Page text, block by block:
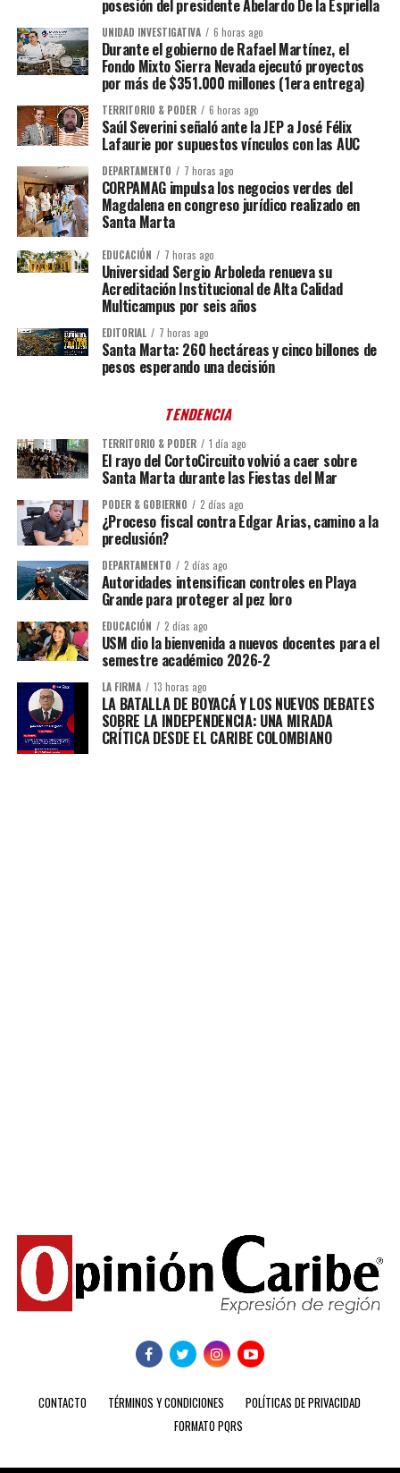
posesión del presidente Abelardo De la Espriella
UNIDAD INVESTIGATIVA 6 horas ago
Durante el gobierno de Rafael Martínez, el
Fondo Mixto Sierra Nevada ejecutó proyectos
por más de $351.000 millones (1era entrega)
TERRITORIO & PODER 6 horas ago
Saúl Severini señaló ante la JEP a José Félix
Lafaurie por supuestos vínculos con las AUC
DEPARTAMENTO 7 horas ago
CORPAMAG impulsa los negocios verdes del
Magdalena en congreso jurídico realizado en
Santa Marta
EDUCACIÓN 7 horas ago
Universidad Sergio Arboleda renueva su
Acreditación Institucional de Alta Calidad
Multicampus por seis años
EDITORIAL 7 horas ago
Santa Marta: 260 hectáreas y cinco billones de
pesos esperando una decisión
TENDENCIA
TERRITORIO & PODER 1 día ago
El rayo del CortoCircuito volvió a caer sobre
Santa Marta durante las Fiestas del Mar
PODER & GOBIERNO 2 días ago
¿Proceso fiscal contra Edgar Arias, camino a la
preclusión?
DEPARTAMENTO 2 días ago
Autoridades intensifican controles en Playa
Grande para proteger al pez loro
EDUCACIÓN 2 días ago
USM dio la bienvenida a nuevos docentes para el
semestre académico 2026-2
LA FIRMA 13 horas ago
LA BATALLA DE BOYACÁ Y LOS NUEVOS DEBATES
SOBRE LA INDEPENDENCIA: UNA MIRADA
CRÍTICA DESDE EL CARIBE COLOMBIANO
CONTACTO TÉRMINOS Y CONDICIONES
POLÍTICAS DE PRIVACIDAD
FORMATO PQRS